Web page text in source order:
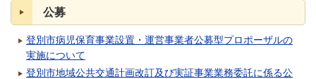
公募
登別市病児保育事業設置・運営事業者公募型プロポーザルの
実施について
登別市地域公共交通計画改訂及び実証事業業務委託に係る公